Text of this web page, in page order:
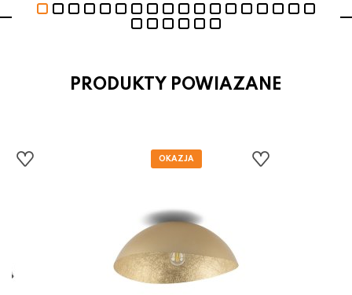
PRODUKTY POWIAZANE